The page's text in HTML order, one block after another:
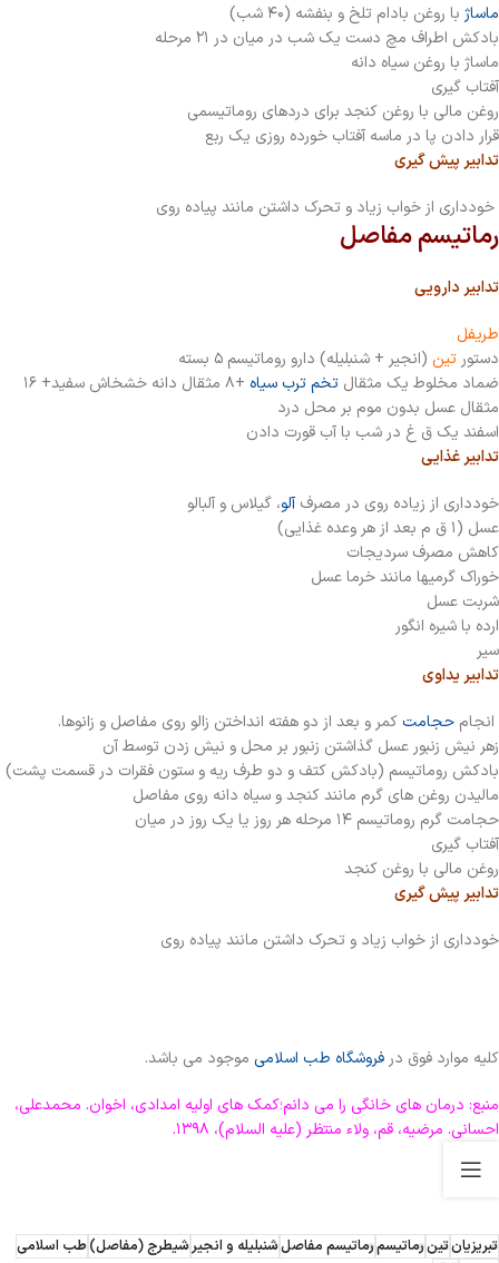
ماساژ با روغن بادام تلخ و بنفشه (۴۰ شب)
بادکش اطراف مچ دست یک شب در میان در ۲۱ مرحله
ماساژ با روغن سیاه دانه
آفتاب گیری
روغن مالی با روغن کنجد برای دردهای روماتیسمی
قرار دادن پا در ماسه آفتاب خورده روزی یک ربع
تدابیر پیش گیری
خودداری از خواب زیاد و تحرک داشتن مانند پیاده روی
رماتیسم مفاصل
تدابیر دارویی
طریفل
دستور تین (انجیر + شنبلیله) دارو روماتیسم ۵ بسته
ضماد مخلوط یک مثقال تخم ترب سیاه
+۸ مثقال دانه خشخاش سفید+ ۱۶
مثقال عسل بدون موم بر محل درد
اسفند یک ق غ در شب با آب قورت دادن
تدابیر غذایی
خودداری از زیاده روی در مصرفآلو، گیلاس و آلبالو
عسل (۱ ق م بعد از هر وعده غذایی)
کاهش مصرف سردیجات
خوراک گرمیها مانند خرما عسل
شربت عسل
ارده با شیره انگور
سیر
تدابیر یداوی
انجام حجامت کمر و بعد از دو هفته انداختن زالو روی مفاصل و زانوها.
زهر نیش زنبور عسل گذاشتن زنبور بر محل و نیش زدن توسط آن
بادکش روماتیسم (بادکش کتف و دو طرف ریه و ستون فقرات در قسمت پشت)
مالیدن روغن های گرم مانند کنجد و سیاه دانه روی مفاصل
حجامت گرم روماتیسم ۱۴ مرحله هر روز یا یک روز در میان
آفتاب گیری
روغن مالی با روغن کنجد
تدابیر پیش گیری
خودداری از خواب زیاد و تحرک داشتن مانند پیاده روی
کلیه موارد فوق در فروشگاه طب اسلامی موجود می باشد.
منبع: درمان های خانگی را می دانم؛کمک های اولیه امدادی، اخوان. محمدعلی،
احسانی. مرضیه، قم، ولاء منتظر (علیه السلام)، ۱۳۹۸.
تبریزیانتینرماتیسمرماتیسم مفاصلشنبلیله و انجیرشیطرج (مفاصل)طب اسلامی